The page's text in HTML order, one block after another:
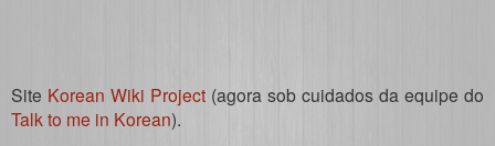
Site Korean Wiki Project (agora sob cuidados da equipe do
Talk to me in Korean).